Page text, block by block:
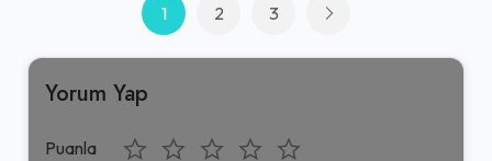
1 2 3
Yorum Yap
Puanla